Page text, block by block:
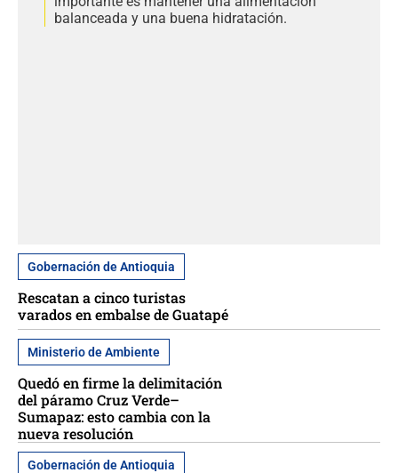
balanceada y una buena hidratación.
Gobernación de Antioquia
Rescatan a cinco turistas
varados en embalse de Guatapé
Ministerio de Ambiente
Quedó en firme la delimitación
del páramo Cruz Verde–
Sumapaz: esto cambia con la
nueva resolución
Gobernación de Antioquia